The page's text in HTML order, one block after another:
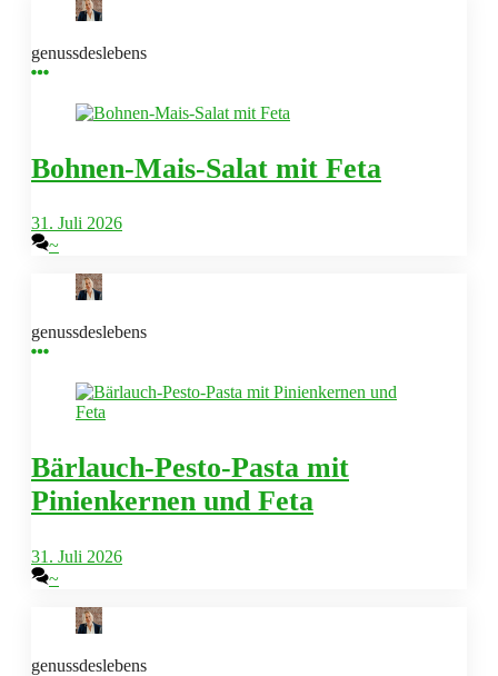
genussdeslebens
Bohnen-Mais-Salat mit Feta
31. Juli 2026
~
genussdeslebens
Bärlauch-Pesto-Pasta mit
Pinienkernen und Feta
31. Juli 2026
~
genussdeslebens